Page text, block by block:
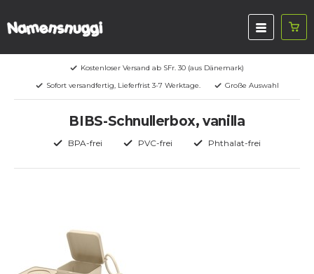
Kostenloser Versand ab SFr. 30 (aus Dänemark)
Sofort versandfertig, Lieferfrist 3-7 Werktage.
Große Auswahl
BIBS-Schnullerbox, vanilla
BPA-frei PVC-frei Phthalat-frei